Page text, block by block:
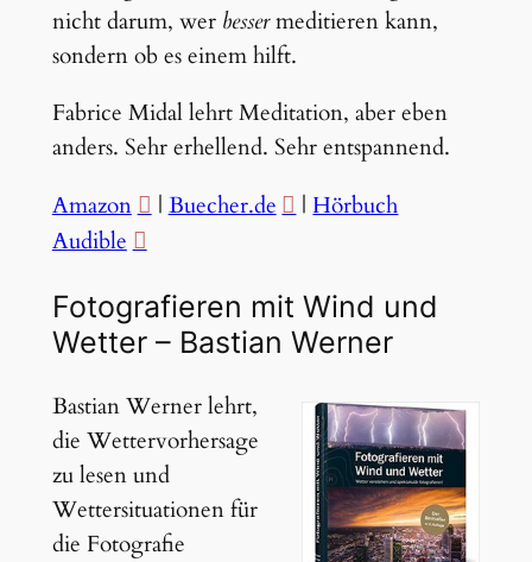
nicht darum, wer bessermeditieren kann,
sondern ob es einem hilft.
Fabrice Midal lehrt Meditation, aber eben
anders. Sehr erhellend. Sehr entspannend.
Amazon
| Buecher.de |Hörbuch
Audible
Fotografieren mit Wind und
Wetter – Bastian Werner
Bastian Werner lehrt,
die Wettervorhersage
zu lesen und
Wettersituationen für
die Fotografie